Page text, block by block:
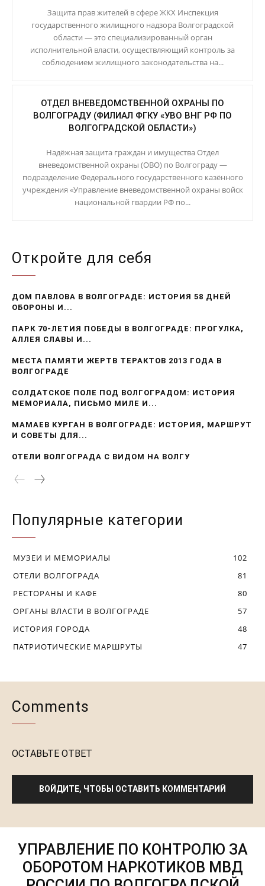
Защита прав жителей в сфере ЖКХ Инспекция
государственного жилищного надзора Волгоградской
области — это специализированный орган
исполнительной власти, осуществляющий контроль за
соблюдением жилищного законодательства на...
ОТДЕЛ ВНЕВЕДОМСТВЕННОЙ ОХРАНЫ ПО
ВОЛГОГРАДУ (ФИЛИАЛ ФГКУ «УВО ВНГ РФ ПО
ВОЛГОГРАДСКОЙ ОБЛАСТИ»)
Надёжная защита граждан и имущества Отдел
вневедомственной охраны (ОВО) по Волгограду —
подразделение Федерального государственного казённого
учреждения «Управление вневедомственной охраны войск
национальной гвардии РФ по...
Откройте для себя
ДОМ ПАВЛОВА В ВОЛГОГРАДЕ: ИСТОРИЯ 58 ДНЕЙ
ОБОРОНЫ И...
ПАРК 70-ЛЕТИЯ ПОБЕДЫ В ВОЛГОГРАДЕ: ПРОГУЛКА,
АЛЛЕЯ СЛАВЫ И...
МЕСТА ПАМЯТИ ЖЕРТВ ТЕРАКТОВ 2013 ГОДА В
ВОЛГОГРАДЕ
СОЛДАТСКОЕ ПОЛЕ ПОД ВОЛГОГРАДОМ: ИСТОРИЯ
МЕМОРИАЛА, ПИСЬМО МИЛЕ И...
МАМАЕВ КУРГАН В ВОЛГОГРАДЕ: ИСТОРИЯ, МАРШРУТ
И СОВЕТЫ ДЛЯ...
ОТЕЛИ ВОЛГОГРАДА С ВИДОМ НА ВОЛГУ
Популярные категории
МУЗЕИ И МЕМОРИАЛЫ
102
ОТЕЛИ ВОЛГОГРАДА
81
РЕСТОРАНЫ И КАФЕ
80
ОРГАНЫ ВЛАСТИ В ВОЛГОГРАДЕ
57
ИСТОРИЯ ГОРОДА
48
ПАТРИОТИЧЕСКИЕ МАРШРУТЫ
47
Comments
ОСТАВЬТЕ ОТВЕТ
ВОЙДИТЕ, ЧТОБЫ ОСТАВИТЬ КОММЕНТАРИЙ